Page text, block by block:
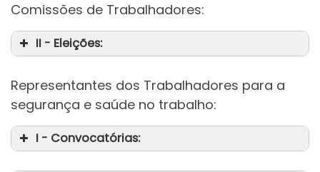
Comissões de Trabalhadores:
II - Eleições:
Representantes dos Trabalhadores para a
segurança e saúde no trabalho:
I - Convocatórias: